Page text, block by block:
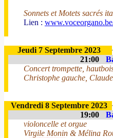
Sonnets et Motets sacrés
Lien :
Jeudi 7 Septembre 2023
21:00
Concert trompette,
Christophe gauche,
Vendredi 8 Septembre 2023
19:00
violoncelle et orgue
Virgile Monin & Mélina